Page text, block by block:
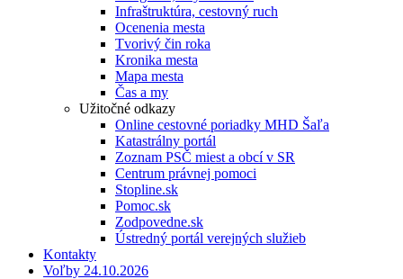
Infraštruktúra, cestovný ruch
Ocenenia mesta
Tvorivý čin roka
Kronika mesta
Mapa mesta
Čas a my
Užitočné odkazy
Online cestovné poriadky MHD Šaľa
Katastrálny portál
Zoznam PSČ miest a obcí v SR
Centrum právnej pomoci
Stopline.sk
Pomoc.sk
Zodpovedne.sk
Ústredný portál verejných služieb
Kontakty
Voľby 24.10.2026